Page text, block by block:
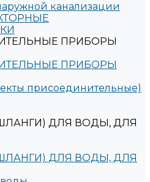
канализации
ПРИБОРЫ
ПРИБОРЫ
присоединительные)
ДЛЯ ВОДЫ, ДЛЯ
ДЛЯ ВОДЫ, ДЛЯ